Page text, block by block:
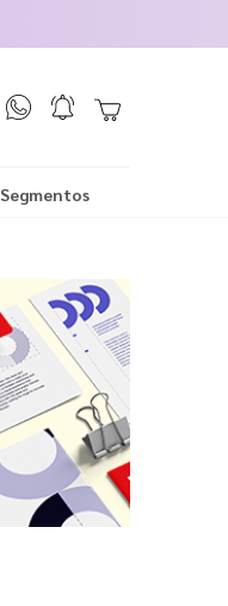
Segmentos